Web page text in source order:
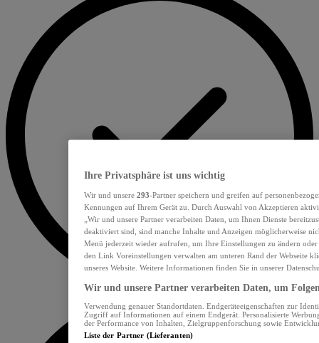
Ihre Privatsphäre ist uns wichtig
Wir und unsere 293-Partner speichern und greifen auf
Kennungen auf Ihrem Gerät zu. Durch Auswahl von Akzeptieren
„Wir und unsere Partner verarbeiten Daten, um Ihnen Dienste
deaktiviert sind, sind manche Inhalte und Anzeigen möglicherweise
Menü jederzeit wieder aufrufen, um Ihre Einstellungen zu ändern
den Link Voreinstellungen verwalten am unteren Rand der Webseite
unseres Website. Weitere Informationen finden Sie in unserer
Wir und unsere Partner verarbeiten Daten, um
Verwendung genauer Standortdaten. Endgeräteeigenschaften zur
Zugriff auf Informationen auf einem Endgerät. Personalisierte
der Performance von Inhalten, Zielgruppenforschung sowie
Liste der Partner (Lieferanten)